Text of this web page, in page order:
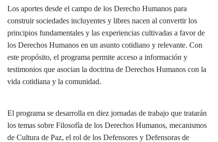
Los aportes desde el campo de los Derecho Humanos para
construir sociedades incluyentes y libres nacen al convertir los
principios fundamentales y las experiencias cultivadas a favor de
los Derechos Humanos en un asunto cotidiano y relevante. Con
este propósito, el programa permite acceso a información y
testimonios que asocian la doctrina de Derechos Humanos con la
vida cotidiana y la comunidad.
El programa se desarrolla en diez jornadas de trabajo que tratarán
los temas sobre Filosofía de los Derechos Humanos, mecanismos
de Cultura de Paz, el rol de los Defensores y Defensoras de